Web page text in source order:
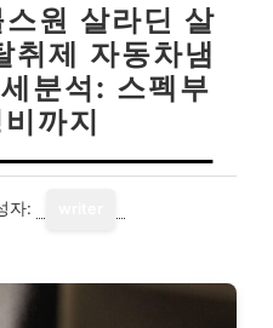
원 살라딘 살
취제 자동차냄
분석: 스펙부
까지
자: